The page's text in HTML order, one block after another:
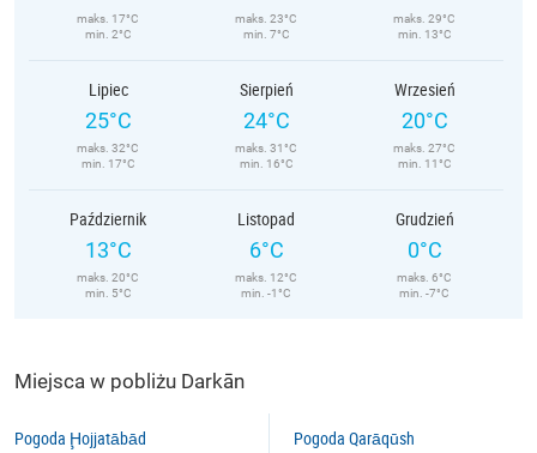
maks. 17°C
min. 2°C
maks. 23°C
min. 7°C
maks. 29°C
min. 13°C
Lipiec
25°C
maks. 32°C
min. 17°C
Sierpień
24°C
maks. 31°C
min. 16°C
Wrzesień
20°C
maks. 27°C
min. 11°C
Październik
13°C
maks. 20°C
min. 5°C
Listopad
6°C
maks. 12°C
min. -1°C
Grudzień
0°C
maks. 6°C
min. -7°C
Miejsca w pobliżu Darkān
Pogoda Ḩojjatābād Pogoda Qarāqūsh